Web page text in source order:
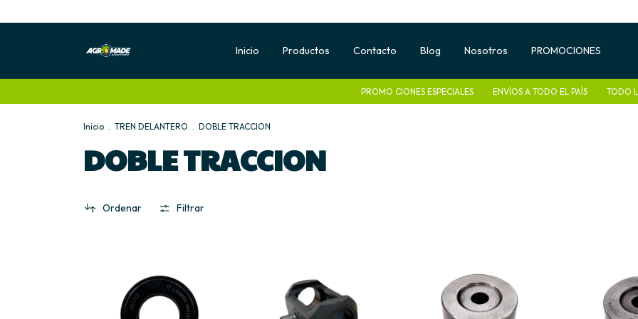
Inicio Productos Contacto Blog Nosotros PROMOCIONES
PROMO CIONES ESPECIALES ENVÍOS A TODO EL PAÍS TODO LO QUE
Inicio . TREN DELANTERO . DOBLE TRACCION
DOBLE TRACCION
Ordenar Filtrar